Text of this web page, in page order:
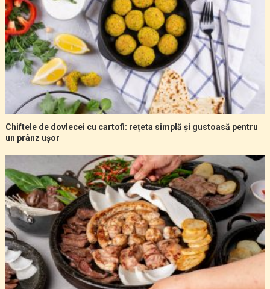
Chiftele de dovlecei cu cartofi: rețeta simplă și gustoasă pentru
un prânz ușor